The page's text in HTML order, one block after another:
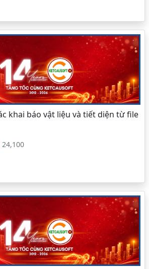
khai báo vật liệu và tiết diện từ file
24,100